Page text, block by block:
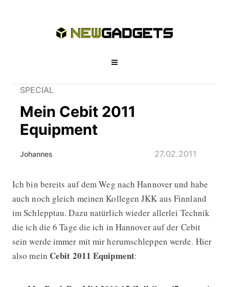
SPECIAL
Mein Cebit 2011
Equipment
Johannes 27.02.2011
Mein Cebit 2011 Equipment
Ich bin bereits auf dem Weg nach Hannover und habe
auch noch gleich meinen Kollegen JKK aus Finnland
im Schlepptau. Dazu natürlich wieder allerlei Technik
die ich die 6 Tage die ich in Hannover auf der Cebit
sein werde immer mit mir herumschleppen werde. Hier
also mein Cebit 2011 Equipment: